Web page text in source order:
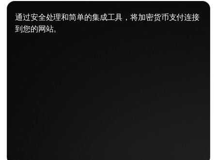
通过安全处理和简单的集成工具，将加密货币支付连接
到您的网站。